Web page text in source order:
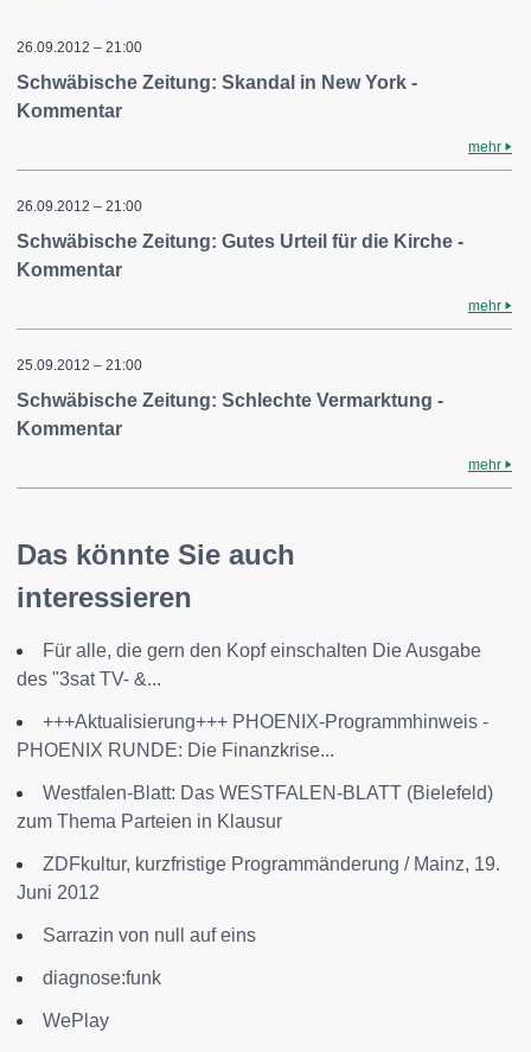
26.09.2012 – 21:00
Schwäbische Zeitung: Skandal in New York -
Kommentar
mehr
26.09.2012 – 21:00
Schwäbische Zeitung: Gutes Urteil für die Kirche -
Kommentar
mehr
25.09.2012 – 21:00
Schwäbische Zeitung: Schlechte Vermarktung -
Kommentar
mehr
Das könnte Sie auch
interessieren
Für alle, die gern den Kopf einschalten Die Ausgabe
des "3sat TV- &...
+++Aktualisierung+++ PHOENIX-Programmhinweis -
PHOENIX RUNDE: Die Finanzkrise...
Westfalen-Blatt: Das WESTFALEN-BLATT (Bielefeld)
zum Thema Parteien in Klausur
ZDFkultur, kurzfristige Programmänderung / Mainz, 19.
Juni 2012
Sarrazin von null auf eins
diagnose:funk
WePlay